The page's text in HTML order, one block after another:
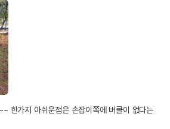
한가지 아쉬운점은 손잡이쪽에 버클이 없다는